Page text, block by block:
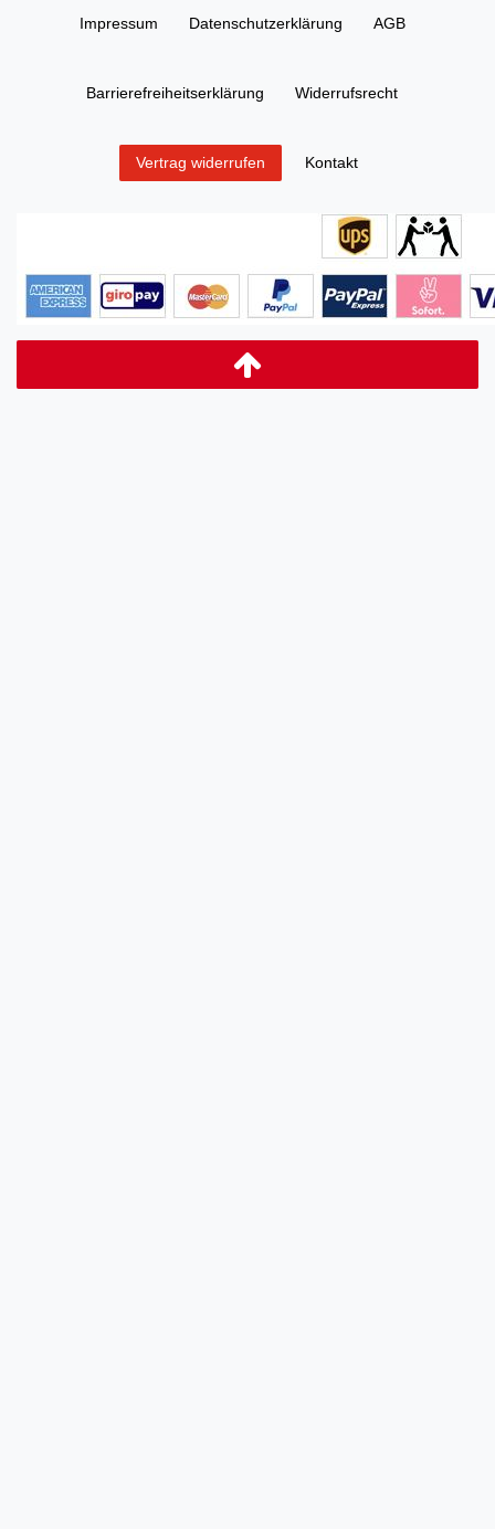
Impressum Daten­schutz­erklärung AGB
Barrierefreiheitserklärung Widerrufs­recht
Vertrag widerrufen Kontakt